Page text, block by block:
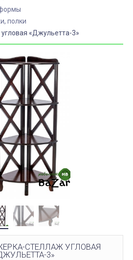
полки
«Джульетта-3»
СТЕЛЛАЖ УГЛОВАЯ
3»